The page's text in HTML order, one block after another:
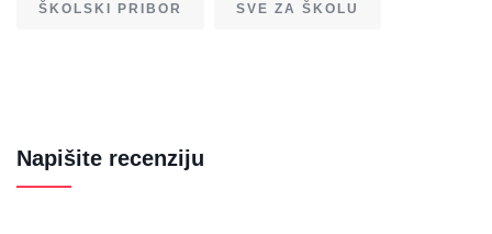
ŠKOLSKI PRIBOR SVE ZA ŠKOLU
Napišite recenziju